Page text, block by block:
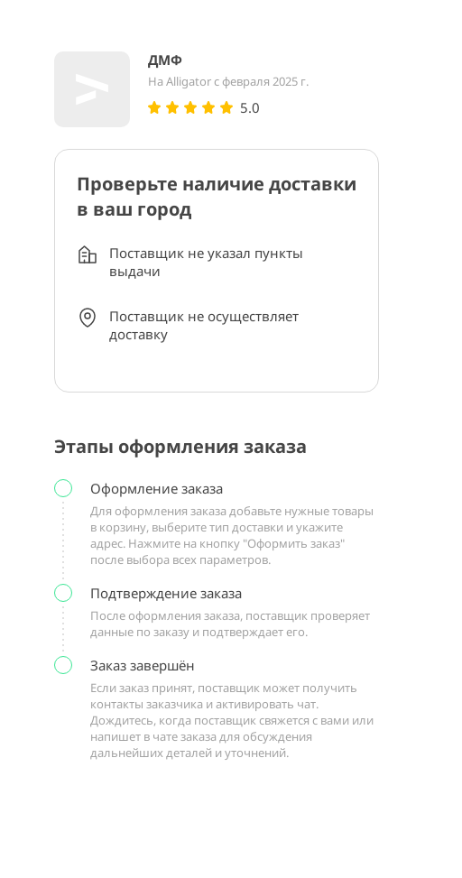
ДМФ
На Alligator с февраля 2025 г.
5.0
Проверьте наличие доставки
в ваш город
Поставщик не указал пункты
выдачи
Поставщик не осуществляет
доставку
Этапы оформления заказа
Оформление заказа
Для оформления заказа добавьте нужные товары
в корзину, выберите тип доставки и укажите
адрес. Нажмите на кнопку "Оформить заказ"
после выбора всех параметров.
Подтверждение заказа
После оформления заказа, поставщик проверяет
данные по заказу и подтверждает его.
Заказ завершён
Если заказ принят, поставщик может получить
контакты заказчика и активировать чат.
Дождитесь, когда поставщик свяжется с вами или
напишет в чате заказа для обсуждения
дальнейших деталей и уточнений.